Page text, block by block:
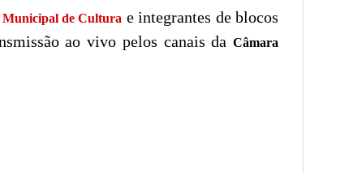
Municipal de Cultura e integrantes de blocos
ao vivo pelos canais da Câmara